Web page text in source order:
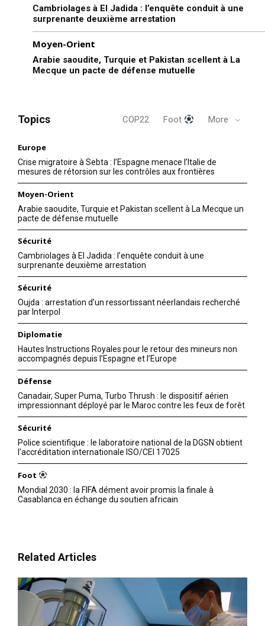
Cambriolages à El Jadida : l’enquête conduit à une
surprenante deuxième arrestation
Moyen-Orient
Arabie saoudite, Turquie et Pakistan scellent à La
Mecque un pacte de défense mutuelle
Topics COP22 Foot More
Europe
Crise migratoire à Sebta : l’Espagne menace l’Italie de
mesures de rétorsion sur les contrôles aux frontières
Moyen-Orient
Arabie saoudite, Turquie et Pakistan scellent à La Mecque un
pacte de défense mutuelle
Sécurité
Cambriolages à El Jadida : l’enquête conduit à une
surprenante deuxième arrestation
Sécurité
Oujda : arrestation d’un ressortissant néerlandais recherché
par Interpol
Diplomatie
Hautes Instructions Royales pour le retour des mineurs non
accompagnés depuis l’Espagne et l’Europe
Défense
Canadair, Super Puma, Turbo Thrush : le dispositif aérien
impressionnant déployé par le Maroc contre les feux de forêt
Sécurité
Police scientifique : le laboratoire national de la DGSN obtient
l’accréditation internationale ISO/CEI 17025
Foot
Mondial 2030 : la FIFA dément avoir promis la finale à
Casablanca en échange du soutien africain
Related Articles